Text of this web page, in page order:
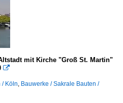
mit Kirche "Groß St. Martin"

/ Köln, Bauwerke / Sakrale Bauten /